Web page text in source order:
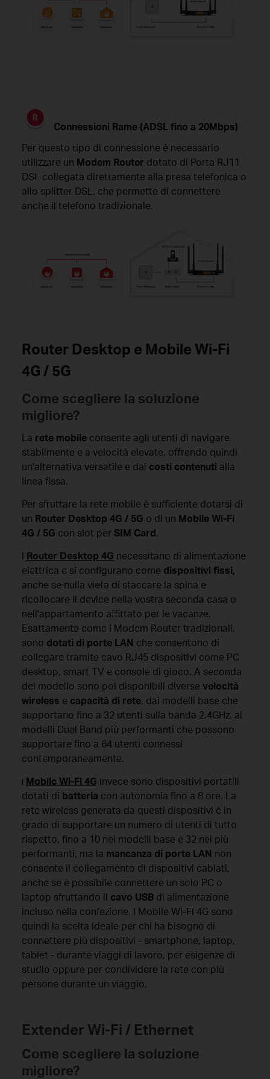
Connessioni Rame (ADSL fino a 20Mbps)
Per questo tipo di connessione è necessario
utilizzare un Modem Router dotato di Porta RJ11
DSL collegata direttamente alla presa telefonica o
allo splitter DSL, che permette di connettere
anche il telefono tradizionale.
Router Desktop e Mobile Wi-Fi
4G / 5G
Come scegliere la soluzione
migliore?
La rete mobileconsente agli utenti di navigare
stabilmente e a velocità elevate, offrendo quindi
un'alternativa versatile e dai costi contenuti alla
linea fissa.
Per sfruttare la rete mobile è sufficiente dotarsi di
un Router Desktop 4G / 5G o di un Mobile Wi-Fi
4G / 5G con slot per SIM Card.
I Router Desktop 4G necessitano di alimentazione
elettrica e si configurano come dispositivi fissi,
anche se nulla vieta di staccare la spina e
ricollocare il device nella vostra seconda casa o
nell'appartamento affittato per le vacanze.
Esattamente come i Modem Router tradizionali,
sono dotati di porte LAN che consentono di
collegare tramite cavo RJ45 dispositivi come PC
desktop, smart TV e console di gioco. A seconda
del modello sono poi disponibili diverse velocità
wireless e capacità di rete, dai modelli base che
supportano fino a 32 utenti sulla banda 2.4GHz, ai
modelli Dual Band più performanti che possono
supportare fino a 64 utenti connessi
contemporaneamente.
I Mobile Wi-Fi 4G invece sono dispositivi portatili
dotati di batteria con autonomia fino a 8 ore. La
rete wireless generata da questi dispositivi è in
grado di supportare un numero di utenti di tutto
rispetto, fino a 10 nei modelli base e 32 nei più
performanti, ma la mancanza di porte LAN non
consente il collegamento di dispositivi cablati,
anche se è possibile connettere un solo PC o
laptop sfruttando il cavo USBdi alimentazione
incluso nella confezione. I Mobile Wi-Fi 4G sono
quindi la scelta ideale per chi ha bisogno di
connettere più dispositivi - smartphone, laptop,
tablet - durante viaggi di lavoro, per esigenze di
studio oppure per condividere la rete con più
persone durante un viaggio.
Extender Wi-Fi / Ethernet
Come scegliere la soluzione
migliore?